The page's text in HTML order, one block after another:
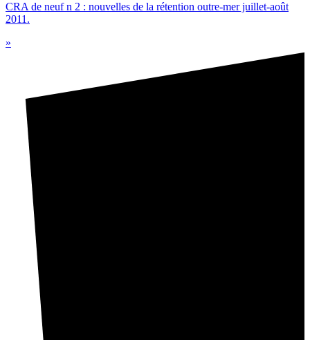
CRA de neuf n 2 : nouvelles de la rétention outre-mer juillet-août
2011.
»